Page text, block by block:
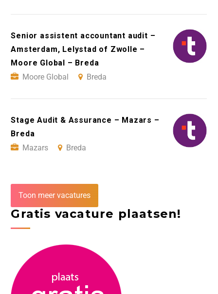
Senior assistent accountant audit –
Amsterdam, Lelystad of Zwolle –
Moore Global – Breda
Moore Global
Breda
Stage Audit & Assurance – Mazars –
Breda
Mazars
Breda
Toon meer vacatures
Gratis vacature plaatsen!